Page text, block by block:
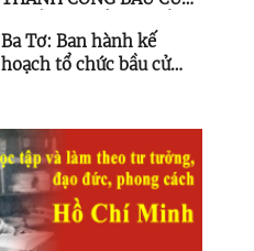
KỲ 2025 – 2030
Ba Tơ: Ban hành kế
hoạch tổ chức bầu cử